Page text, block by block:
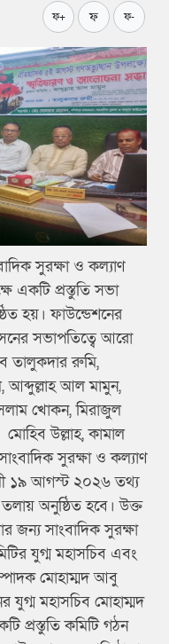
ফ+ ফ ফ-
সুরক্ষা ও কল্যাণ
একটি প্রস্তুতি সভা
হয়। ফাউন্ডেশনের
সভাপতিত্বে আরো
তালুকদার রুমি,
আব্দুল্লাহ আল মামুন,
খোকন, মিরাজুল
উল্লাহ, কামাল
সুরক্ষা ও কল্যাণ
১৯ আগস্ট ২০২৬ তথ্য
অনুষ্ঠিত হবে। উক্ত
জন্য সাংবাদিক সুরক্ষা
যুগ্ম মহাসচিব এবং
মোহাম্মদ আবু
মহাসচিব মোহাম্মদ
প্রস্তুতি কমিটি গঠন